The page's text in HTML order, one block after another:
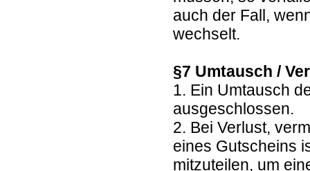
auch der Fall,
wechselt.
§7 Umtausch /
1. Ein Umtausch
ausgeschlossen.
2. Bei Verlust,
eines Gutscheins
mitzuteilen, um